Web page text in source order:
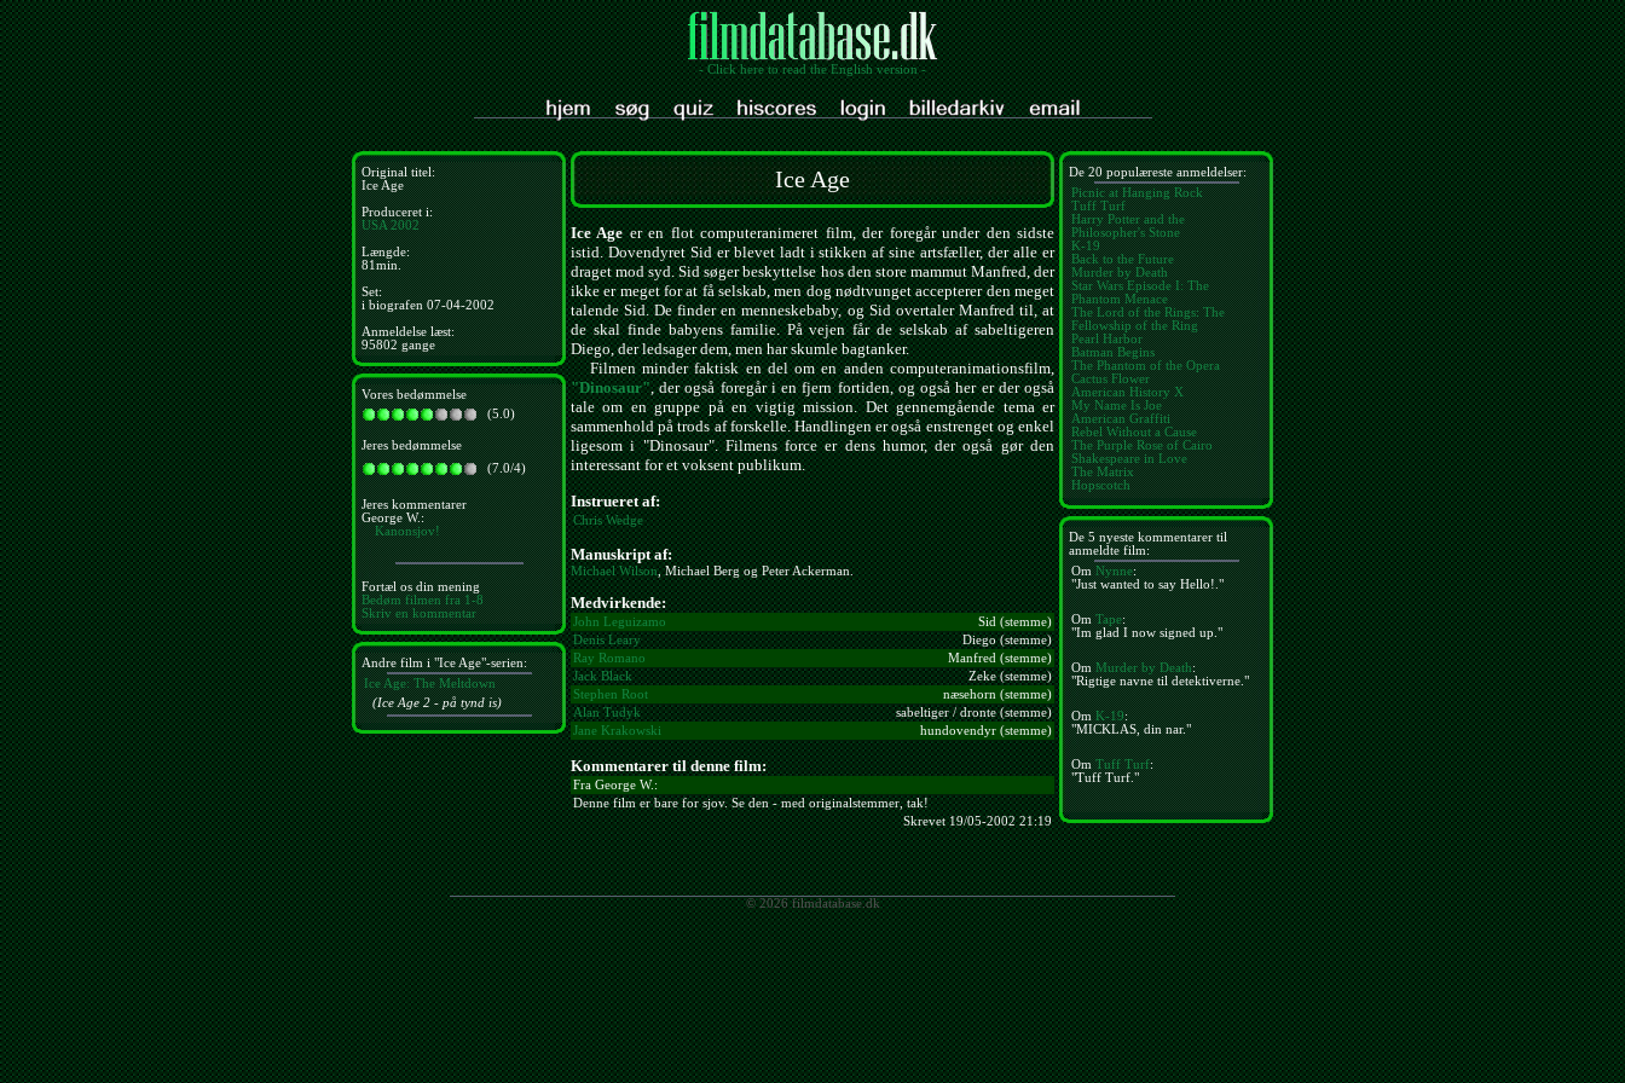
- Click here to read the English version -
Original titel:
Ice Age
Produceret i:
USA 2002
Længde:
81min.
Set:
i biografen 07-04-2002
Anmeldelse læst:
95802 gange
Vores bedømmelse
(5.0)
Jeres bedømmelse
(7.0/4)
Jeres kommentarer
George W.:
Kanonsjov!
Fortæl os din mening
Bedøm filmen fra 1-8
Skriv en kommentar
Andre film i "Ice Age"-serien:
Ice Age: The Meltdown
(Ice Age 2 - på tynd is)
Ice Age
Ice Ageer en flot computeranimeret film, der foregår under den sidste
istid. Dovendyret Sid er blevet ladt i stikken af sine artsfæller, der alle er
draget mod syd. Sid søger beskyttelse hos den store mammut Manfred, der
ikke er meget for at få selskab, men dog nødtvunget accepterer den meget
talende Sid. De finder en menneskebaby, og Sid overtaler Manfred til, at
de skal finde babyens familie. På vejen får de selskab af sabeltigeren
Diego, der ledsager dem, men har skumle bagtanker.
Filmen minder faktisk en del om en anden computeranimationsfilm,
"Dinosaur", der også foregår i en fjern fortiden, og også her er der også
tale om en gruppe på en vigtig mission. Det gennemgående tema er
sammenhold på trods af forskelle. Handlingen er også enstrenget og enkel
ligesom i "Dinosaur". Filmens force er dens humor, der også gør den
interessant for et voksent publikum.
Instrueret af:
Chris Wedge
Manuskript af:
Michael Wilson, Michael Berg og Peter Ackerman.
Medvirkende:
John Leguizamo
Sid (stemme)
Denis Leary
Diego (stemme)
Ray Romano
Manfred (stemme)
Jack Black
Zeke (stemme)
Stephen Root
næsehorn (stemme)
Alan Tudyk
sabeltiger / dronte (stemme)
Jane Krakowski
hundovendyr (stemme)
Kommentarer til denne film:
Fra George W.:
Denne film er bare for sjov. Se den - med originalstemmer, tak!
Skrevet 19/05-2002 21:19
De 20 populæreste anmeldelser:
Picnic at Hanging Rock
Tuff Turf
Harry Potter and the
Philosopher's Stone
K-19
Back to the Future
Murder by Death
Star Wars Episode I: The
Phantom Menace
The Lord of the Rings: The
Fellowship of the Ring
Pearl Harbor
Batman Begins
The Phantom of the Opera
Cactus Flower
American History X
My Name Is Joe
American Graffiti
Rebel Without a Cause
The Purple Rose of Cairo
Shakespeare in Love
The Matrix
Hopscotch
De 5 nyeste kommentarer til
anmeldte film:
OmNynne:
"Just wanted to say Hello!."
OmTape:
"Im glad I now signed up."
OmMurder by Death:
"Rigtige navne til detektiverne."
OmK-19:
"MICKLAS, din nar."
OmTuff Turf:
"Tuff Turf."
© 2026 filmdatabase.dk